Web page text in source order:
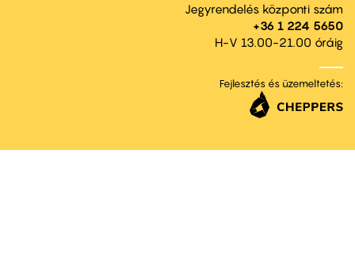
Jegyrendelés központi szám
+36 1 224 5650
H-V 13.00-21.00 óráig
Fejlesztés és üzemeltetés: